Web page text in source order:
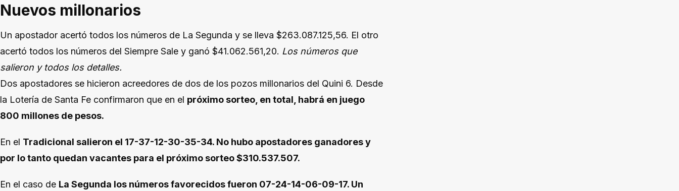
Nuevos millonarios
Un apostador acertó todos los números de La Segunda y se lleva $263.087.125,56. El otro
acertó todos los números del Siempre Sale y ganó $41.062.561,20. Los números que
salieron y todos los detalles.
Dos apostadores se hicieron acreedores de dos de los pozos millonarios del Quini 6. Desde
la Lotería de Santa Fe confirmaron que en el próximo sorteo, en total, habrá en juego
800 millones de pesos.
En el Tradicional salieron el 17-37-12-30-35-34. No hubo apostadores ganadores y
por lo tanto quedan vacantes para el próximo sorteo $310.537.507.
En el caso de La Segunda los números favorecidos fueron 07-24-14-06-09-17. Un